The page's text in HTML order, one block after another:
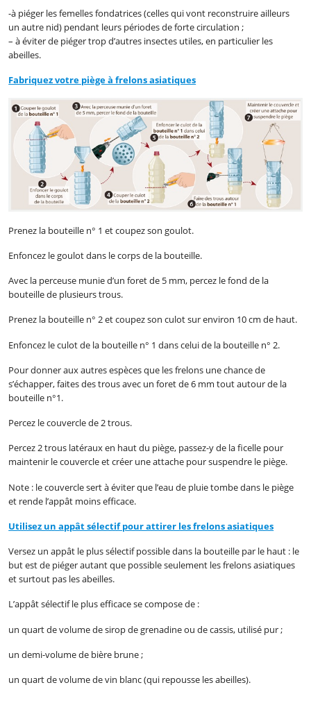
-à piéger les femelles fondatrices (celles qui vont reconstruire ailleurs
un autre nid) pendant leurs périodes de forte circulation ;
– à éviter de piéger trop d’autres insectes utiles, en particulier les
abeilles.
Fabriquez votre piège à frelons asiatiques
Prenez la bouteille n° 1 et coupez son goulot.
Enfoncez le goulot dans le corps de la bouteille.
Avec la perceuse munie d’un foret de 5 mm, percez le fond de la
bouteille de plusieurs trous.
Prenez la bouteille n° 2 et coupez son culot sur environ 10 cm de haut.
Enfoncez le culot de la bouteille n° 1 dans celui de la bouteille n° 2.
Pour donner aux autres espèces que les frelons une chance de
s’échapper, faites des trous avec un foret de 6 mm tout autour de la
bouteille n°1.
Percez le couvercle de 2 trous.
Percez 2 trous latéraux en haut du piège, passez-y de la ficelle pour
maintenir le couvercle et créer une attache pour suspendre le piège.
Note : le couvercle sert à éviter que l’eau de pluie tombe dans le piège
et rende l’appât moins efficace.
Utilisez un appât sélectif pour attirer les frelons asiatiques
Versez un appât le plus sélectif possible dans la bouteille par le haut : le
but est de piéger autant que possible seulement les frelons asiatiques
et surtout pas les abeilles.
L’appât sélectif le plus efficace se compose de :
un quart de volume de sirop de grenadine ou de cassis, utilisé pur ;
un demi-volume de bière brune ;
un quart de volume de vin blanc (qui repousse les abeilles).